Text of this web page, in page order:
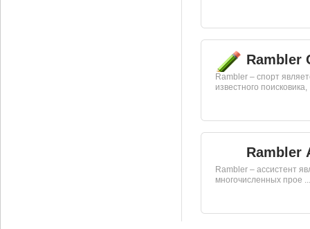
Rambler
Rambler – спорт
известного поисковика,
Rambler
Rambler – ассистент
многочисленных прое ...